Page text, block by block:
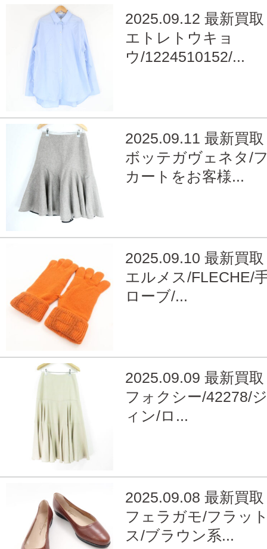
2025.09.12 最新買取
エトレトウキョ
ウ/1224510152/...
2025.09.11 最新買取
ボッテガヴェネタ/
カートをお客様...
2025.09.10 最新買取
エルメス/FLECHE/
ローブ/...
2025.09.09 最新買取
フォクシー/42278/
ィン/ロ...
2025.09.08 最新買取
フェラガモ/フラッ
ス/ブラウン系...